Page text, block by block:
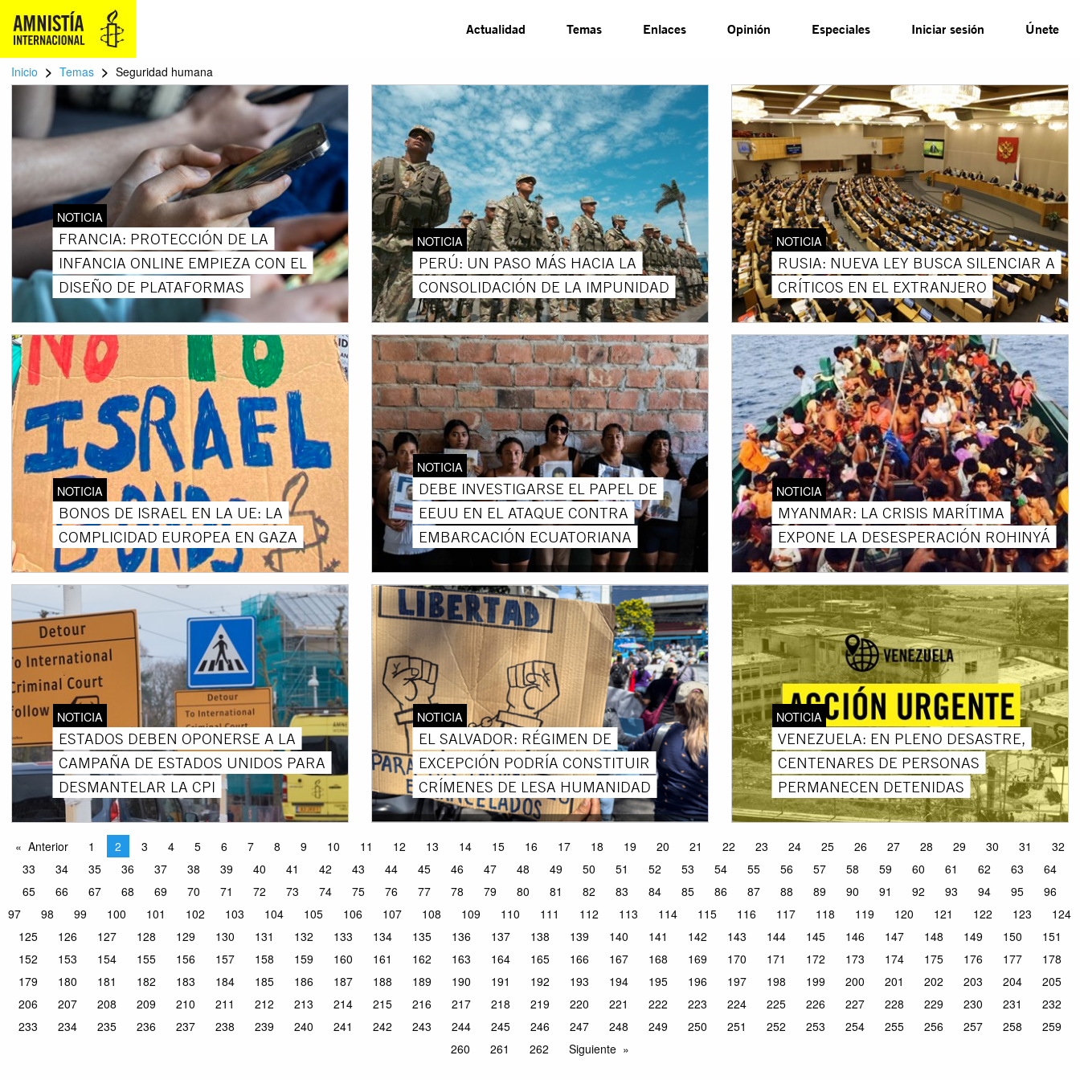
Actualidad Temas Enlaces Opinión Especiales Iniciar sesión Únete
Inicio > Temas > Seguridad humana
NOTICIA
FRANCIA: PROTECCIÓN DE LA
INFANCIA ONLINE EMPIEZA CON EL
DISEÑO DE PLATAFORMAS
NOTICIA
PERÚ: UN PASO MÁS HACIA LA
CONSOLIDACIÓN DE LA IMPUNIDAD
NOTICIA
RUSIA: NUEVA LEY BUSCA SILENCIAR A
CRÍTICOS EN EL EXTRANJERO
NOTICIA
BONOS DE ISRAEL EN LA UE: LA
COMPLICIDAD EUROPEA EN GAZA
NOTICIA
DEBE INVESTIGARSE EL PAPEL DE
EEUU EN EL ATAQUE CONTRA
EMBARCACIÓN ECUATORIANA
NOTICIA
MYANMAR: LA CRISIS MARÍTIMA
EXPONE LA DESESPERACIÓN ROHINYÁ
NOTICIA
ESTADOS DEBEN OPONERSE A LA
CAMPAÑA DE ESTADOS UNIDOS PARA
DESMANTELAR LA CPI
NOTICIA
EL SALVADOR: RÉGIMEN DE
EXCEPCIÓN PODRÍA CONSTITUIR
CRÍMENES DE LESA HUMANIDAD
NOTICIA
VENEZUELA: EN PLENO DESASTRE,
CENTENARES DE PERSONAS
PERMANECEN DETENIDAS
Anterior 1 2 3 4 5 6 7 8 9 10 11 12 13 14 15 16 17 18 19 20 21 22 23 24 25 26 27 28 29 30 31
32
33
34 35 36 37 38 39 40 41 42 43 44 45 46 47 48 49 50 51 52 53 54 55 56 57 58 59 60 61 62 63
64
65
66 67 68 69 70 71 72 73 74 75 76 77 78 79 80 81 82 83 84 85 86 87 88 89 90 91 92 93 94 95
96
97
98 99 100 101 102 103 104 105 106 107 108 109 110 111 112 113 114 115 116 117 118 119 120 121 122 123
124
125
126 127 128 129 130 131 132 133 134 135 136 137 138 139 140 141 142 143 144 145 146 147 148 149 150
151
152
153 154 155 156 157 158 159 160 161 162 163 164 165 166 167 168 169 170 171 172 173 174 175 176 177
178
179
180 181 182 183 184 185 186 187 188 189 190 191 192 193 194 195 196 197 198 199 200 201 202 203 204
205
206
207 208 209 210 211 212 213 214 215 216 217 218 219 220 221 222 223 224 225 226 227 228 229 230 231
232
233
234 235 236 237 238 239 240 241 242 243 244 245 246 247 248 249 250 251 252 253 254 255 256 257 258
259
260
261 262 Siguiente